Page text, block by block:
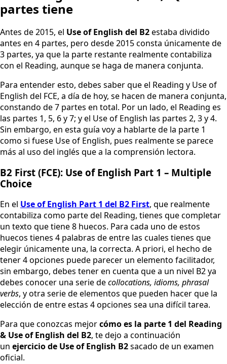
partes tiene
Antes de 2015, el Use of English del B2estaba dividido
antes en 4 partes, pero desde 2015 consta únicamente de
3 partes, ya que la parte restante realmente contabiliza
con el Reading, aunque se haga de manera conjunta.
Para entender esto, debes saber que el Reading y Use of
English del FCE, a día de hoy, se hacen de manera conjunta,
constando de 7 partes en total. Por un lado, el Reading es
las partes 1, 5, 6 y 7; y el Use of English las partes 2, 3 y 4.
Sin embargo, en esta guía voy a hablarte de la parte 1
como si fuese Use of English, pues realmente se parece
más al uso del inglés que a la comprensión lectora.
B2 First (FCE): Use of English Part 1 – Multiple
Choice
En el Use of English Part 1 del B2 First, que realmente
contabiliza como parte del Reading, tienes que completar
un texto que tiene 8 huecos. Para cada uno de estos
huecos tienes 4 palabras de entre las cuales tienes que
elegir únicamente una, la correcta. A priori, el hecho de
tener 4 opciones puede parecer un elemento facilitador,
sin embargo, debes tener en cuenta que a un nivel B2 ya
debes conocer una serie decollocations, idioms, phrasal
verbs, y otra serie de elementos que pueden hacer que la
elección de entre estas 4 opciones sea una difícil tarea.
Para que conozcas mejorcómo es la parte 1 del Reading
& Use of English del B2, te dejo a continuación
un ejercicio de Use of English B2sacado de un examen
oficial.